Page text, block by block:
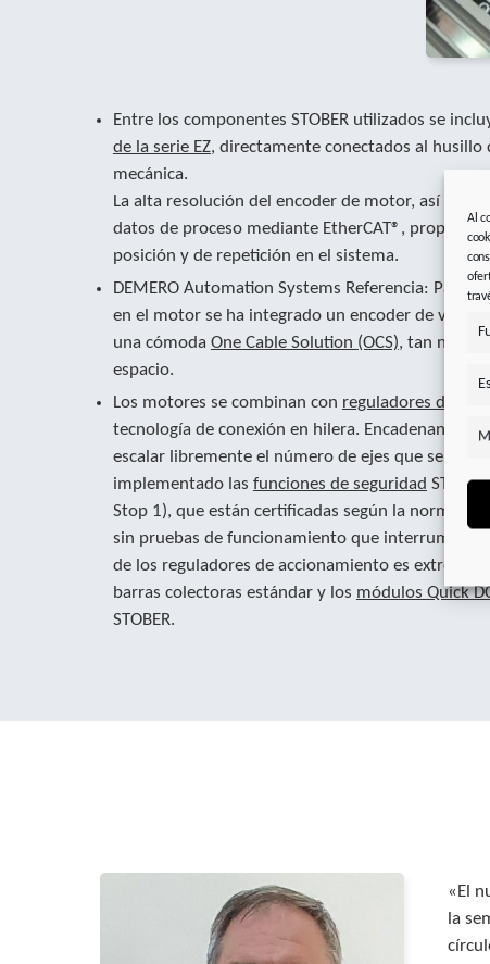
Al
Entre los componentes STOBER utilizados se
de la serie EZ, directamente conectados al husillo
mecánica.
La alta resolución del encoder de motor, así como
datos de proceso mediante EtherCAT®,
posición y de repetición en el sistema.
DEMERO Automation Systems Referencia: Para
en el motor se ha integrado un encoder de valor
una cómoda One Cable Solution (OCS), tan
espacio.
Los motores se combinan con reguladores de dos
tecnología de conexión en hilera. Encadenando
escalar libremente el número de ejes que se van a
implementado las funciones de seguridad STO
Stop 1), que están certificadas según la norma
sin pruebas de funcionamiento que interrumpan
de los reguladores de accionamiento es
barras colectoras estándar y los módulos Quick
STOBER.
«El
la